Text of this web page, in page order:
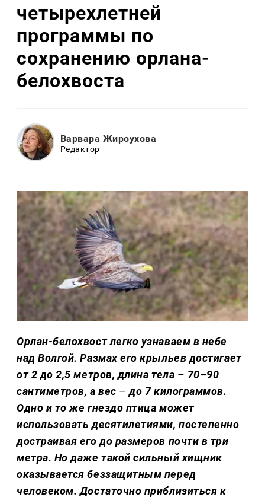
четырехлетней
программы по
сохранению орлана-
белохвоста
Варвара Жироухова
Редактор
Орлан-белохвост легко узнаваем в небе
над Волгой. Размах его крыльев достигает
от 2 до 2,5 метров, длина тела – 70–90
сантиметров, а вес – до 7 килограммов.
Одно и то же гнездо птица может
использовать десятилетиями, постепенно
достраивая его до размеров почти в три
метра. Но даже такой сильный хищник
оказывается беззащитным перед
человеком. Достаточно приблизиться к